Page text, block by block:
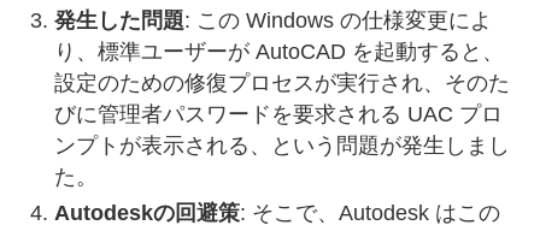
発生した問題: この Windows の仕様変更によ
り、標準ユーザーが AutoCAD を起動すると、
設定のための修復プロセスが実行され、そのた
びに管理者パスワードを要求される UAC プロ
ンプトが表示される、という問題が発生しまし
た。
Autodeskの回避策: そこで、Autodesk はこの